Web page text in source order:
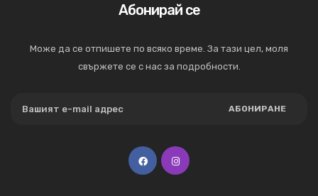
Абонирай се
Може да се отпишете по всяко време. За тази цел, моля
свържете се с нас за подробности.
АБОНИРАНЕ